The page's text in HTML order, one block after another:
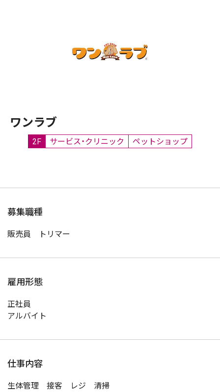
ワンラブ
2F サービス・クリニック ペットショップ
募集職種
販売員 トリマー
雇用形態
正社員
アルバイト
仕事内容
生体管理 接客 レジ 清掃